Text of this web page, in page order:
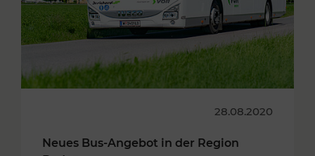
28.08.2020
Neues Bus-Angebot in der Region